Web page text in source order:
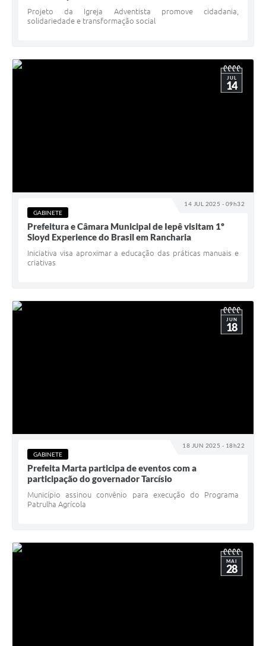
Projeto da Igreja Adventista promove cidadania,
solidariedade e transformação social
14 JUL 2025 - 09h32
JUL
14
GABINETE
Prefeitura e Câmara Municipal de Iepê visitam 1º
Sloyd Experience do Brasil em Rancharia
Iniciativa visa aproximar a educação das práticas manuais e
criativas
18 JUN 2025 - 18h22
JUN
18
GABINETE
Prefeita Marta participa de eventos com a
participação do governador Tarcísio
Município assinou convênio para execução do Programa
Patrulha Agrícola
MAI
28